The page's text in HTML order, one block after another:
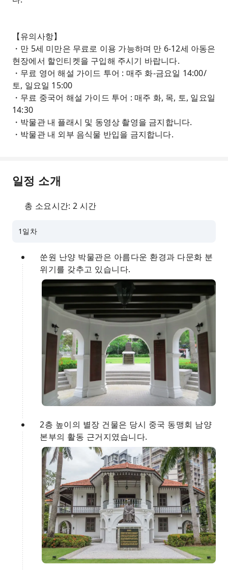
【유의사항】
・만 5세 미만은 무료로 이용 가능하며 만 6-12세 아동은
현장에서 할인티켓을 구입해 주시기 바랍니다.
・무료 영어 해설 가이드 투어 : 매주 화-금요일 14:00/
토, 일요일 15:00
・무료 중국어 해설 가이드 투어 : 매주 화, 목, 토, 일요일
14:30
・박물관 내 플래시 및 동영상 촬영을 금지합니다.
・박물관 내 외부 음식물 반입을 금지합니다.
일정 소개
총 소요시간: 2 시간
1일차
쑨원 난양 박물관은 아름다운 환경과 다문화 분
위기를 갖추고 있습니다.
2층 높이의 별장 건물은 당시 중국 동맹회 남양
본부의 활동 근거지였습니다.